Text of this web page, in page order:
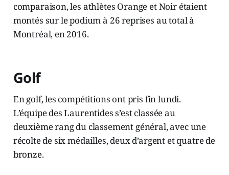
comparaison, les athlètes Orange et Noir étaient
montés sur le podium à 26 reprises au total à
Montréal, en 2016.
Golf
En golf, les compétitions ont pris fin lundi.
L’équipe des Laurentides s’est classée au
deuxième rang du classement général, avec une
récolte de six médailles, deux d’argent et quatre de
bronze.